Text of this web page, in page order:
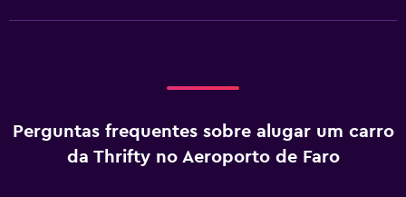
Perguntas frequentes sobre alugar um carro
da Thrifty no Aeroporto de Faro